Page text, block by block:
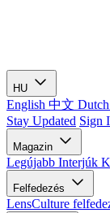
HU
English 中文 Dutch
Stay Updated Sign
Magazin
Legújabb Interjúk
Felfedezés
LensCulture